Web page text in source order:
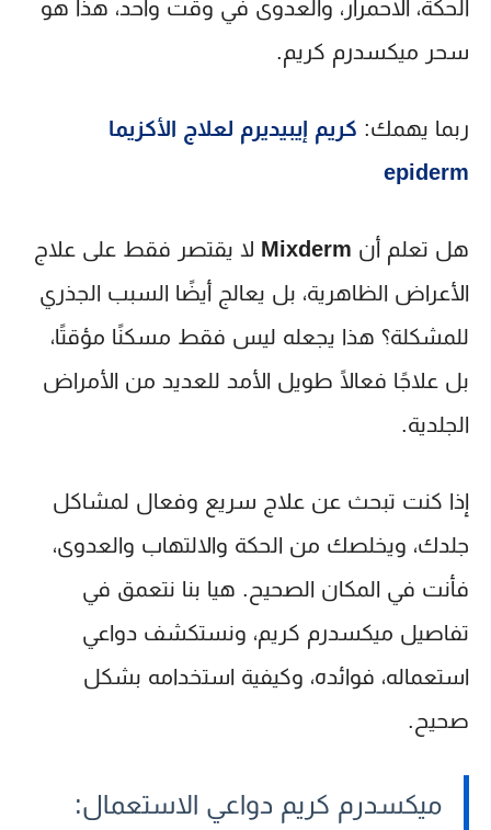
الحكة، الاحمرار، والعدوى في وقت واحد، هذا هو
سحر ميكسدرم كريم.
ربما يهمك: كريم إيبيديرم لعلاج الأكزيما
epiderm
هل تعلم أن Mixderm لا يقتصر فقط على علاج
الأعراض الظاهرية، بل يعالج أيضًا السبب الجذري
للمشكلة؟ هذا يجعله ليس فقط مسكنًا مؤقتًا،
بل علاجًا فعالًا طويل الأمد للعديد من الأمراض
الجلدية.
إذا كنت تبحث عن علاج سريع وفعال لمشاكل
جلدك، ويخلصك من الحكة والالتهاب والعدوى،
فأنت في المكان الصحيح. هيا بنا نتعمق في
تفاصيل ميكسدرم كريم، ونستكشف دواعي
استعماله، فوائده، وكيفية استخدامه بشكل
صحيح.
ميكسدرم كريم دواعي الاستعمال: